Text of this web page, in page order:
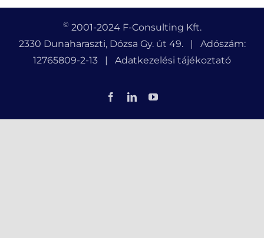
© 2001-2024 F-Consulting Kft.
2330 Dunaharaszti, Dózsa Gy. út 49. | Adószám:
12765809-2-13 | Adatkezelési tájékoztató
FacebookLinkedInYouTube